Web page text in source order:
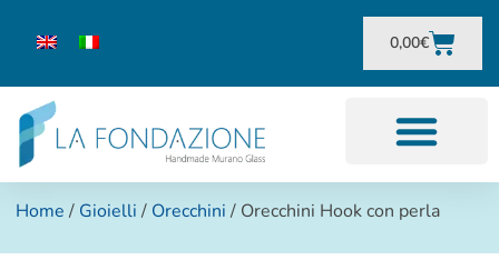
0,00€
Home / Gioielli / Orecchini / Orecchini Hook con perla